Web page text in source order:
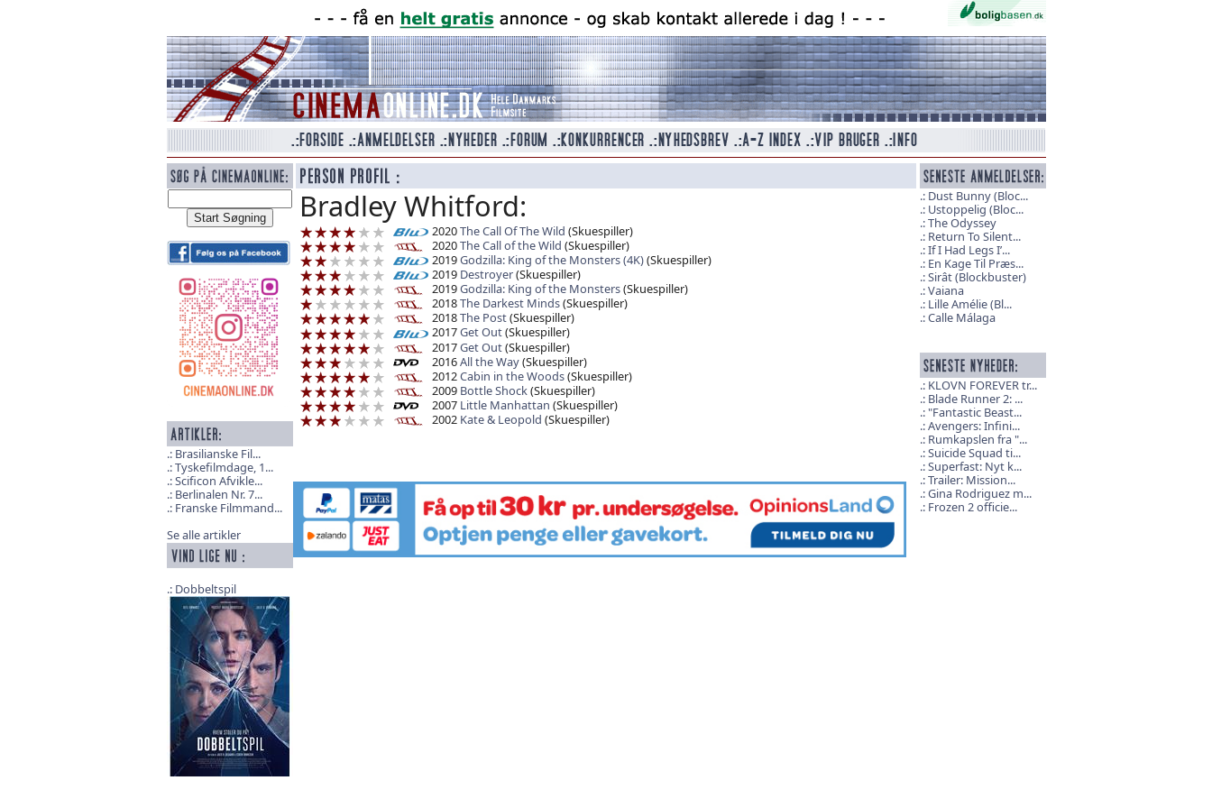
Brasilianske Fil...
Tyskefilmdage, 1...
Scificon Afvikle...
Berlinalen Nr. 7...
Franske Filmmand...
Se alle artikler
Dobbeltspil
Bradley Whitford:
2020The Call Of The Wild (Skuespiller)
2020The Call of the Wild (Skuespiller)
2019Godzilla: King of the Monsters (4K)(Skuespiller)
2019 Destroyer(Skuespiller)
2019Godzilla: King of the Monsters(Skuespiller)
2018The Darkest Minds(Skuespiller)
2018The Post(Skuespiller)
2017Get Out(Skuespiller)
2017Get Out(Skuespiller)
2016All the Way(Skuespiller)
2012Cabin in the Woods(Skuespiller)
2009 Bottle Shock(Skuespiller)
2007 Little Manhattan (Skuespiller)
2002 Kate & Leopold (Skuespiller)
Dust Bunny (Bloc...
Ustoppelig (Bloc...
The Odyssey
Return To Silent...
If I Had Legs I’...
En Kage Til Præs...
Sirât (Blockbuster)
Vaiana
Lille Amélie (Bl...
Calle Málaga
KLOVN FOREVER tr...
Blade Runner 2: ...
"Fantastic Beast...
Avengers: Infini...
Rumkapslen fra "...
Suicide Squad ti...
Superfast: Nyt k...
Trailer: Mission...
Gina Rodriguez m...
Frozen 2 officie...